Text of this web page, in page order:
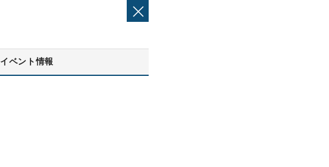
イベント情報